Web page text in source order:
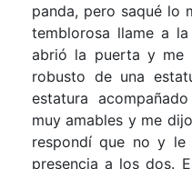
panda, pero saqué lo
temblorosa llame a
abrió la puerta y me
robusto de una
estatura
muy amables y me
respondí que no y
presencia a los dos.